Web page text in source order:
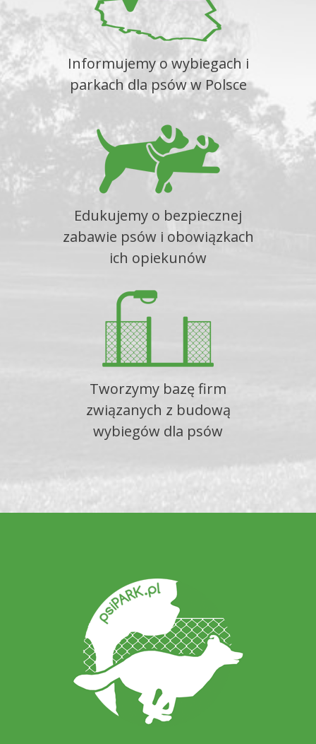
Informujemy o wybiegach i
parkach dla psów w Polsce
Edukujemy o bezpiecznej
zabawie psów i obowiązkach
ich opiekunów
Tworzymy bazę firm
związanych z budową
wybiegów dla psów